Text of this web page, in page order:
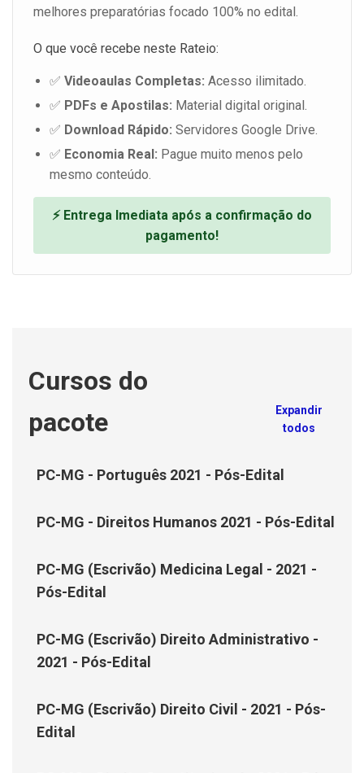
melhores preparatórias focado 100% no edital.
O que você recebe neste Rateio:
✅ Videoaulas Completas: Acesso ilimitado.
✅ PDFs e Apostilas: Material digital original.
✅ Download Rápido: Servidores Google Drive.
✅ Economia Real: Pague muito menos pelo
mesmo conteúdo.
⚡ Entrega Imediata após a confirmação do
pagamento!
Cursos do
pacote
Expandir
todos
PC-MG - Português 2021 - Pós-Edital
PC-MG - Direitos Humanos 2021 - Pós-Edital
PC-MG (Escrivão) Medicina Legal - 2021 -
Pós-Edital
PC-MG (Escrivão) Direito Administrativo -
2021 - Pós-Edital
PC-MG (Escrivão) Direito Civil - 2021 - Pós-
Edital